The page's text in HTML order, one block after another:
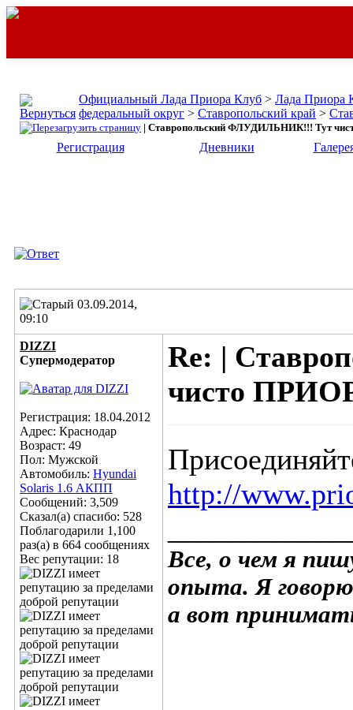
Официальный Лада Приора Клуб > Лада Приора
федеральный округ > Ставропольский край >
| Ставропольский ФЛУДИЛЬНИК!!! Тут
Регистрация Дневники
03.09.2014,
09:10
DIZZI
Супермодератор
Регистрация: 18.04.2012
Адрес: Краснодар
Возраст: 49
Пол: Мужской
Автомобиль: Hyundai
Solaris 1.6 АКПП
Сообщений: 3,509
Сказал(а) спасибо: 528
Поблагодарили 1,100
раз(а) в 664 сообщениях
Вес репутации: 18
Re: |
чисто
http://
Все, о чем я
опыта. Я
а вот